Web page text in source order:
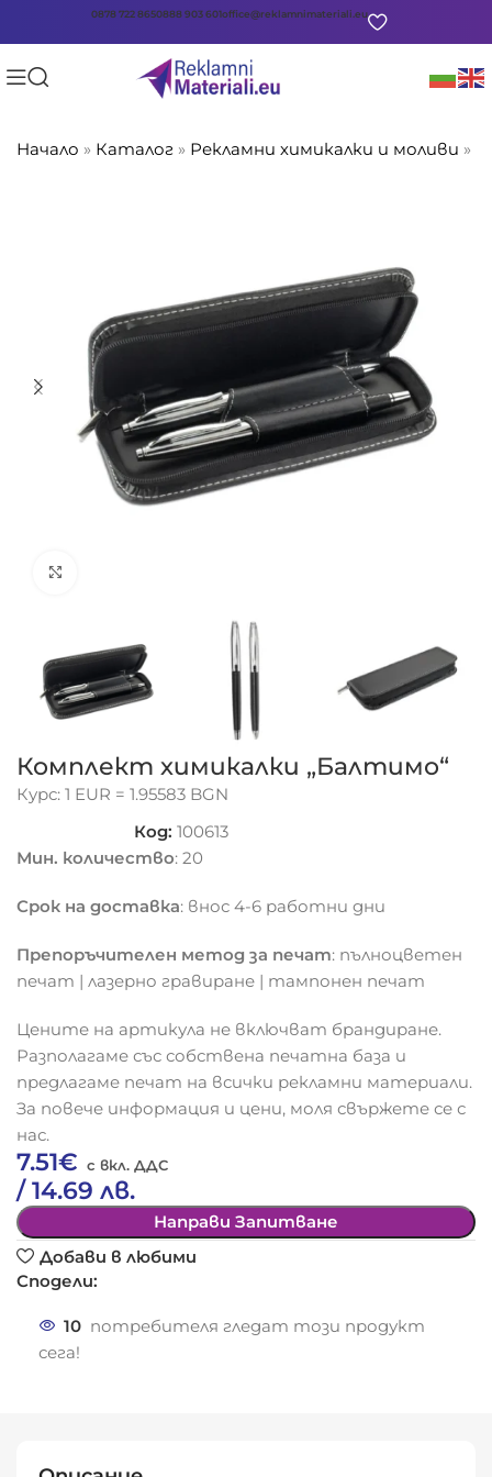
0878 722 8650888 903 601office@reklamnimateriali.eu
Начало » Каталог » Рекламни химикалки и моливи »
Комплект химикалки „Балтимо“
Курс: 1 EUR = 1.95583 BGN
Код:100613
Мин. количество: 20
Срок на доставка: внос 4-6 работни дни
Препоръчителен метод за печат: пълноцветен
печат | лазерно гравиране | тампонен печат
Цените на артикула не включват брандиране.
Разполагаме със собствена печатна база и
предлагаме печат на всички рекламни материали.
За повече информация и цени, моля свържете се с
нас.
7.51€
/ 14.69 лв.
Направи Запитване
Добави в любими
Сподели:
10 потребителя гледат този продукт
сега!